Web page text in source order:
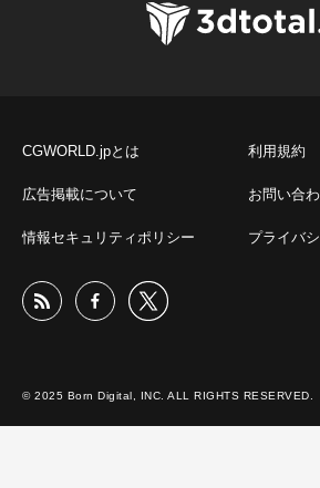
CGWORLD.jpとは 利用規約
広告掲載について お問い合
情報セキュリティポリシー プライバ
© 2025 Born Digital, INC. ALL RIGHTS RESERVED.